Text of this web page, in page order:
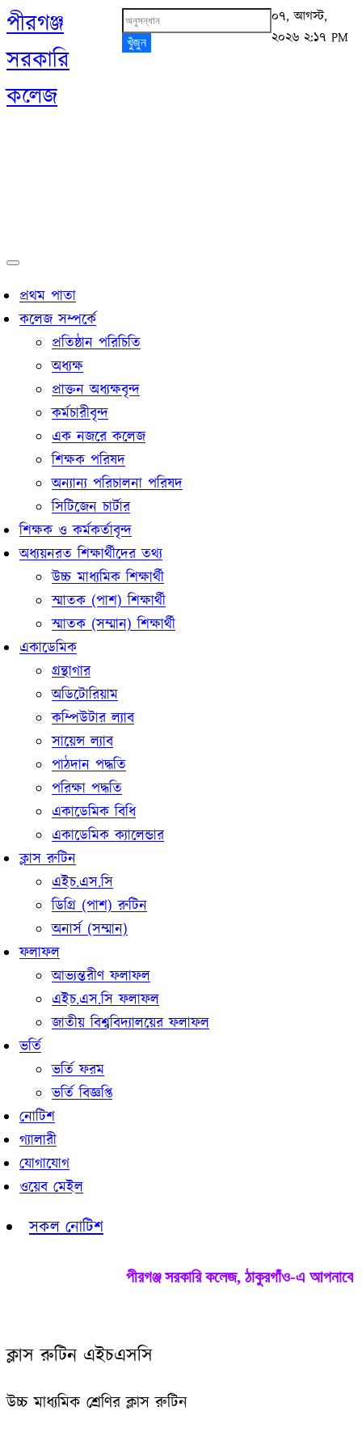
পীরগঞ্জ
সরকারি
কলেজ
খুঁজুন
০৭, আগস্ট,
২০২৬ ২:১৭ PM
প্রথম পাতা
কলেজ সম্পর্কে
প্রতিষ্ঠান পরিচিতি
অধ্যক্ষ
প্রাক্তন অধ‍্যক্ষবৃন্দ
কর্মচারীবৃন্দ
এক নজরে কলেজ
শিক্ষক পরিষদ
অন্যান্য পরিচালনা পরিষদ
সিটিজেন চার্টার
শিক্ষক ও কর্মকর্তাবৃন্দ
অধ্যয়নরত শিক্ষার্থীদের তথ্য
উচ্চ মাধ্যমিক শিক্ষার্থী
স্মাতক (পাশ) শিক্ষার্থী
স্মাতক (সম্মান) শিক্ষার্থী
একাডেমিক
গ্রন্থাগার
অডিটোরিয়াম
কম্পিউটার ল‍্যাব
সায়েন্স ল‍্যাব
পাঠদান পদ্ধতি
পরিক্ষা পদ্ধতি
একাডেমিক বিধি
একাডেমিক ক‍্যালেন্ডার
ক্লাস রুটিন
এইচ.এস.সি
ডিগ্রি (পাশ) রুটিন
অনার্স (সম্মান)
ফলাফল
আভ্যন্তরীণ ফলাফল
এইচ.এস.সি ফলাফল
জাতীয় বিশ্ববিদ্যালয়ের ফলাফল
ভর্তি
ভর্তি ফরম
ভর্তি বিজ্ঞপ্তি
নোটিশ
গ্যালারী
যোগাযোগ
ওয়েব মেইল
সকল নোটিশ
পীরগঞ্জ সরকারি কলেজ, ঠাকুরগাঁও-এ আপনাকে
ক্লাস রুটিন এইচএসসি
উচ্চ মাধ্যমিক শ্রেণির ক্লাস রুটিন